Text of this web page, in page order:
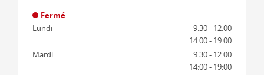
Fermé
Lundi
9:30 - 12:00
14:00 - 19:00
Mardi
9:30 - 12:00
14:00 - 19:00